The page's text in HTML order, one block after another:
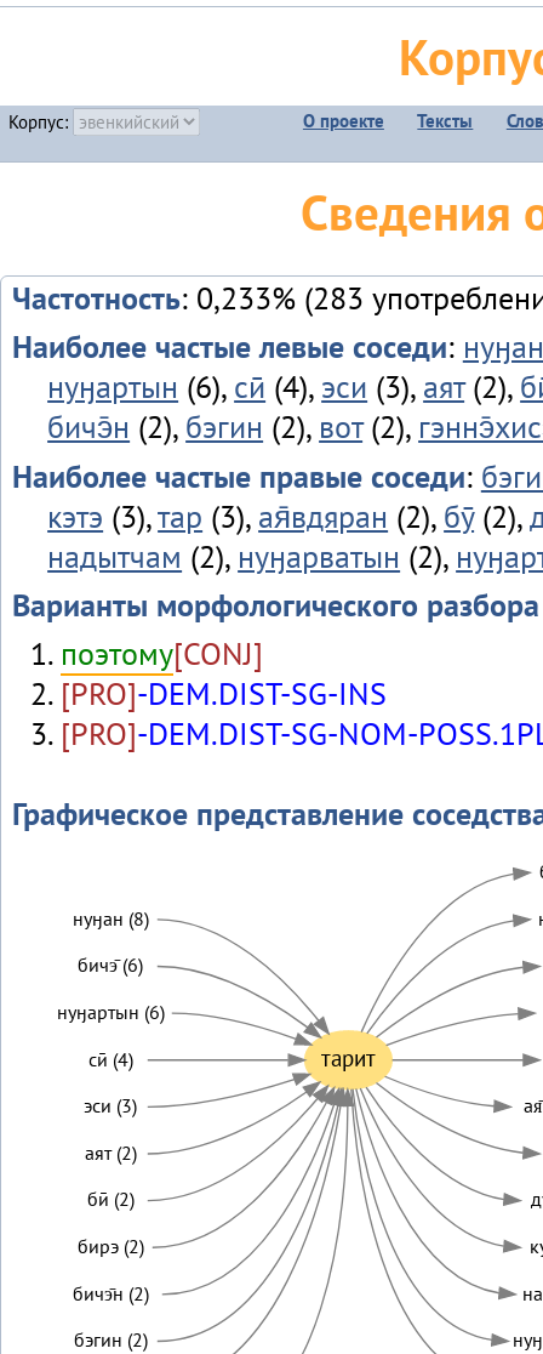
Корпус: О проекте Тексты
Сведения
Частотность: 0,233% (283
Наиболее частые левые соседи: нуӈан
нуӈартын (6), сӣ (4), эси (3), аят(2),
бичэ̄н (2), бэгин (2), вот(2),
Наиболее частые правые соседи:
кэтэ (3),тар (3), ая̄вдяран (2), бӯ(2),
надытчам (2), нуӈарватын (2),
Варианты морфологического разбора
поэтому[CONJ]
[PRO]-DEM.DIST-SG-INS
[PRO]-DEM.DIST-SG-NOM-
Графическое представление
тарит
нуӈан (8)
бичэ̄ (6)
нуӈартын (6)
сӣ (4)
эси (3)
аят (2)
бӣ (2)
бирэ (2)
бичэ̄н (2)
бэгин (2)